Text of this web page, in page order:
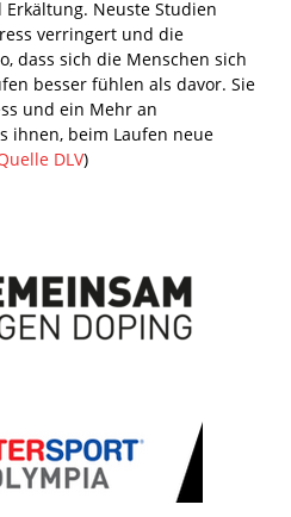
Neuste Studien
verringert und die
dass sich die Menschen sich
besser fühlen als davor. Sie
und ein Mehr an
ihnen, beim Laufen neue
DLV)